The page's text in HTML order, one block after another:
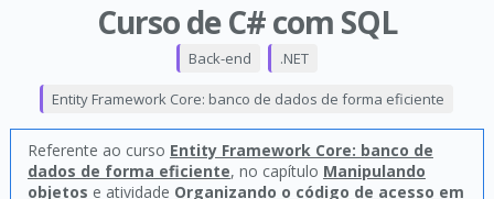
Curso de C# com SQL
Back-end .NET
Entity Framework Core: banco de dados de forma eficiente
Referente ao curso Entity Framework Core: banco de
dados de forma eficiente, no capítulo Manipulando
objetos e atividade Organizando o código de acesso em